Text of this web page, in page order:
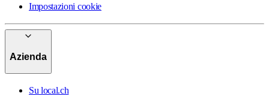
Impostazioni cookie
Azienda
Su local.ch